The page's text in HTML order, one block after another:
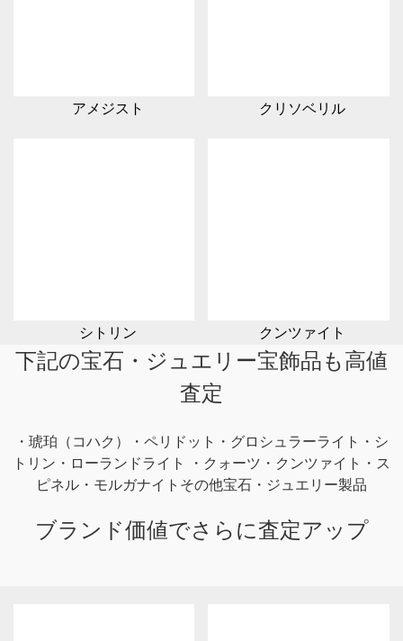
アメジスト クリソベリル
シトリン クンツァイト
下記の宝石・ジュエリー宝飾品も高値
査定
・琥珀（コハク）・ペリドット・グロシュラーライト・シ
トリン・ローランドライト ・クォーツ・クンツァイト・ス
ピネル・モルガナイト その他宝石・ジュエリー製品
ブランド価値でさらに査定アップ